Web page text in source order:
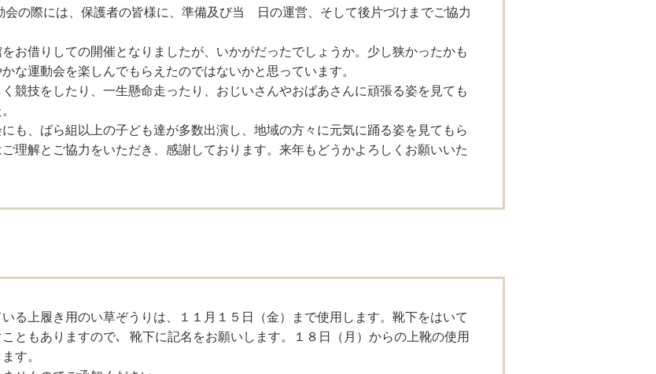
の際には、保護者の皆様に、準備及び当 日の運営、そして後片づけまでご協力
お借りしての開催となりましたが、いかがだったでしょうか。少し狭かったかも
な運動会を楽しんでもらえたのではないかと思っています。
競技をしたり、一生懸命走ったり、おじいさんやおばあさんに頑張る姿を見ても
も、ばら組以上の子ども達が多数出演し、地域の方々に元気に踊る姿を見てもら
理解とご協力をいただき、感謝しております。来年もどうかよろしくお願いいた
る上履き用のい草ぞうりは、１１月１５日（金）まで使用します。靴下をはいて
ともありますので､ 靴下に記名をお願いします。１８日（月）からの上靴の使用
す。